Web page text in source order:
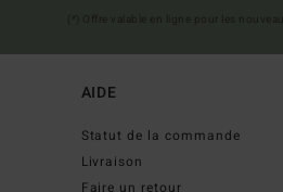
AIDE
Statut de la commande
Livraison
Faire un retour